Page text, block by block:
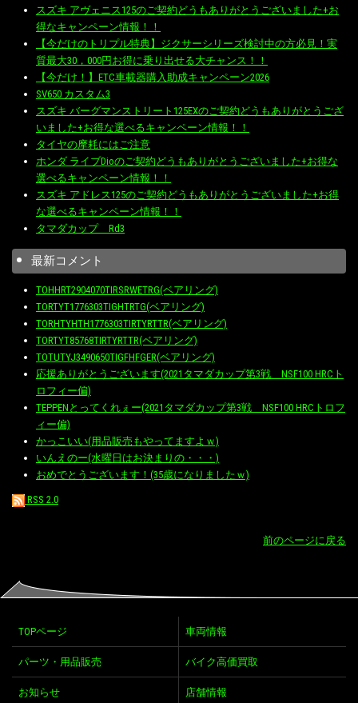
スズキ アヴェニス125のご契約どうもありがとうございました+お
得なキャンペーン情報！！
【今だけのトリプル特典】ジクサーシリーズ検討中の方必見！実
質最大30，000円お得に乗り出せる大チャンス！！
【今だけ！】ETC車載器購入助成キャンペーン2026
SV650 カスタム3
スズキ バーグマンストリート125EXのご契約どうもありがとうござ
いました+お得な選べるキャンペーン情報！！
タイヤの摩耗にはご注意
ホンダ ライブDioのご契約どうもありがとうございました+お得な
選べるキャンペーン情報！！
スズキ アドレス125のご契約どうもありがとうございました+お得
な選べるキャンペーン情報！！
タマダカップ Rd3
最新コメント
TOHHRT2904070TIRSRWETRG(ベアリング)
TORTYT1776303TIGHTRTG(ベアリング)
TORHTYHTH1776303TIRTYRTTR(ベアリング)
TORTYT85768TIRTYRTTR(ベアリング)
TOTUTYJ3490650TIGFHFGER(ベアリング)
応援ありがとうございます(2021タマダカップ第3戦 NSF100 HRCト
ロフィー偏)
TEPPENとってくれぇー(2021タマダカップ第3戦 NSF100 HRCトロフ
ィー偏)
かっこいい(用品販売もやってますよｗ)
いんえのー(水曜日はお決まりの・・・)
おめでとうございます！(35歳になりましたｗ)
RSS 2.0
前のページに戻る
TOPページ 車両情報
パーツ・用品販売 バイク高価買取
お知らせ 店舗情報